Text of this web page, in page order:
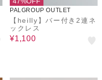
PALGROUP OUTLET
【heilly】バー付き2連ネ
ックレス
¥1,100